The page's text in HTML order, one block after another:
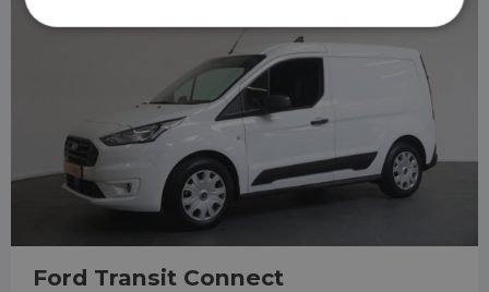
Ford Transit Connect